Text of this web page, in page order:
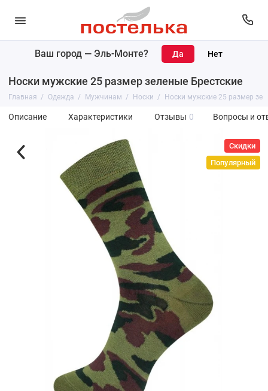
Ваш город — Эль-Монте?
Носки мужские 25 размер зеленые Брестские
Главная Одежда Мужчинам Носки Носки мужские 25 размер
Описание Характеристики Отзывы 0 Вопросы и
Скидки
Популярный